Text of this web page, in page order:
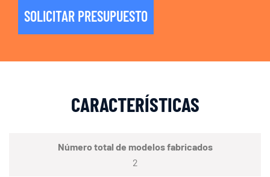
SOLICITAR PRESUPUESTO
CARACTERÍSTICAS
Número total de modelos fabricados
2